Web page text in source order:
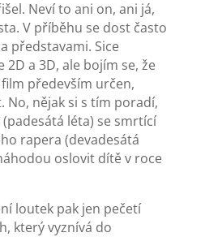
Neví to ani on, ani já,
V příběhu se dost často
představami. Sice
a 3D, ale bojím se, že
především určen,
No, nějak si s tím poradí,
léta) se smrtící
rapera (devadesátá
oslovit dítě v roce
loutek pak jen pečetí
který vyznívá do